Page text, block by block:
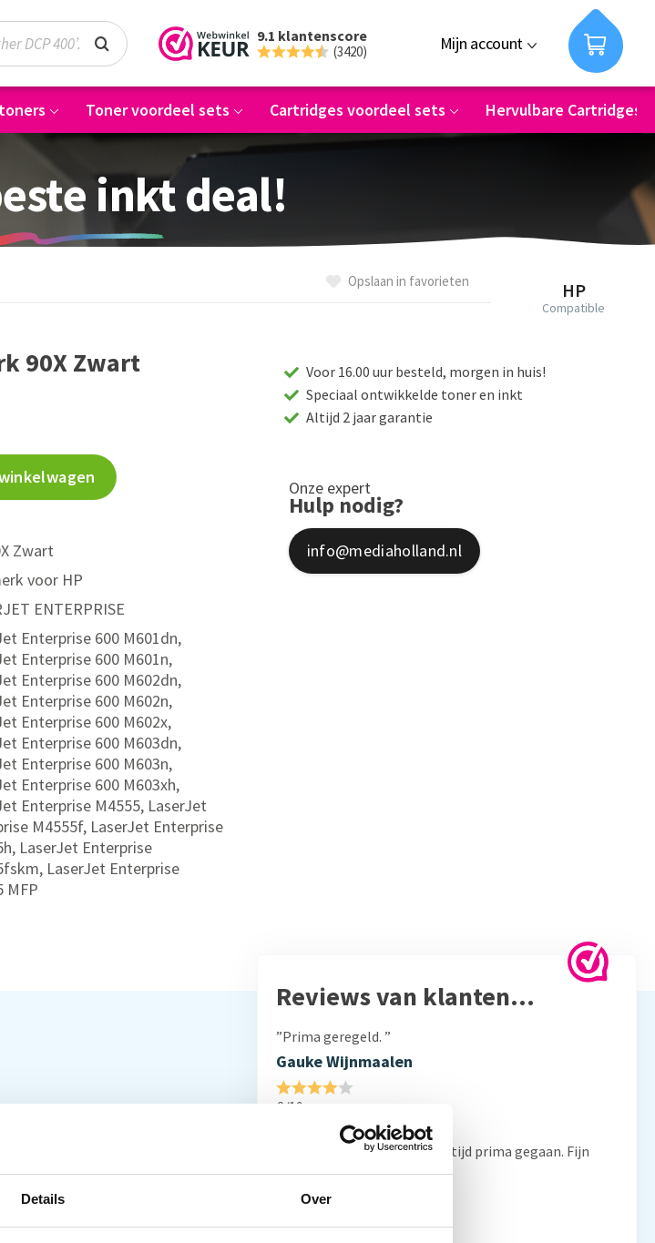
Details Over
9.1 klantenscore
(3420) Mijn account
Toner voordeel sets Cartridges voordeel sets Hervulbare Cartridges
inkt deal!
90X Zwart
Zwart
voor HP
ENTERPRISE
Enterprise 600 M601dn,
Enterprise 600 M601n,
Enterprise 600 M602dn,
Enterprise 600 M602n,
Enterprise 600 M602x,
Enterprise 600 M603dn,
Enterprise 600 M603n,
Enterprise 600 M603xh,
Enterprise M4555, LaserJet
M4555f, LaserJet Enterprise
LaserJet Enterprise
LaserJet Enterprise
MFP
Opslaan in favorieten HP
Compatible
Voor 16.00 uur besteld, morgen in huis!
Speciaal ontwikkelde toner en inkt
Altijd 2 jaar garantie
Onze expert
Hulp nodig?
info@mediaholland.nl
Reviews van klanten…
”Prima geregeld. ”
Gauke Wijnmaalen
8/10
”Al vaker bij jullie besteld. Altijd prima gegaan. Fijn
bedrijf”
Frans Thiemann